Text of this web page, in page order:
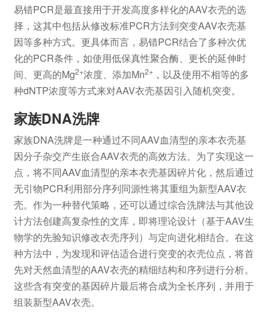
易错PCR是最直接用于开发高度多样化的AAV衣壳的选
择，这其中包括从修改标准PCR方法到突变AAV衣壳基
因等多种方式。更具体而言，易错PCR结合了多种次优
化的PCR条件，如使用低保真性聚合酶、更长的延伸时
间、更高的Mg2+浓度、添加Mn2+，以及使用不相等的多
种dNTP浓度等方式来对AAV衣壳基因引入随机突变。
家族DNA洗牌
家族DNA洗牌是一种通过不同AAV血清型的亲本衣壳基
因分子杂交产生嵌合AAV衣壳的高效方法。为了实现这一
点，将不同AAV血清型的亲本衣壳基因碎片化，然后通过
无引物PCR利用部分序列同源性将其重组为新型AAV衣
壳。作为一种替代策略，还可以通过综合洗牌法与其他设
计方法创建高复杂性的文库，即将理论设计（基于AAV生
物学的先验知识修改衣壳序列）与定向进化相结合。在这
种方法中，为发现和评估适合进行突变的衣壳位点，将首
先对天然血清型的AAV衣壳的精细结构和序列进行分析。
这些含有突变的基因碎片最后将合成为全长序列，并用于
组装新型AAV衣壳。